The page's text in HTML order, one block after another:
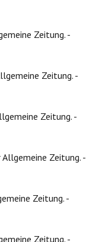
Zeitung. -
Zeitung. -
Zeitung. -
Zeitung. -
Zeitung. -
Zeitung. -